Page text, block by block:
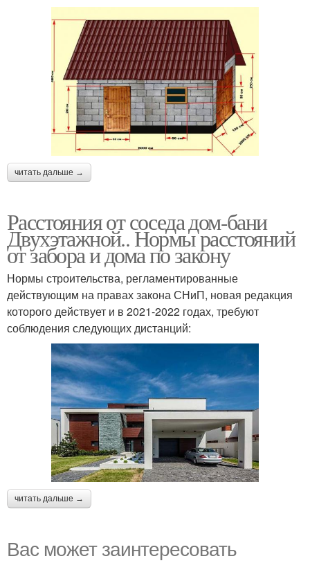
читать дальше →
Расстояния от соседа дом-бани
Двухэтажной.. Нормы расстояний
от забора и дома по закону
Нормы строительства, регламентированные
действующим на правах закона СНиП, новая редакция
которого действует и в 2021-2022 годах, требуют
соблюдения следующих дистанций:
читать дальше →
Вас может заинтересовать